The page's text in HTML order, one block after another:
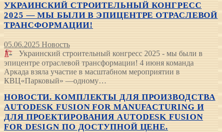
УКРАИНСКИЙ СТРОИТЕЛЬНЫЙ КОНГРЕСС
2025 — МЫ БЫЛИ В ЭПИЦЕНТРЕ ОТРАСЛЕВОЙ
ТРАНСФОРМАЦИИ!
05.06.2025 Новость
Украинский строительный конгресс 2025 - мы были в
эпицентре отраслевой трансформации! 4 июня команда
Аркада взяла участие в масштабном мероприятии в
КВЦ«Парковый» —одному…
НОВОСТИ. КОМПЛЕКТЫ ДЛЯ ПРОИЗВОДСТВА
AUTODESK FUSION FOR MANUFACTURING И
ДЛЯ ПРОЕКТИРОВАНИЯ AUTODESK FUSION
FOR DESIGN ПО ДОСТУПНОЙ ЦЕНЕ.